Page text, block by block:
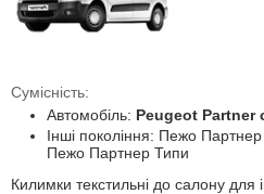
Сумісність:
Автомобіль: Peugeot Partner
Інші покоління: Пежо
Пежо Партнер Типи
Килимки текстильні до салону для